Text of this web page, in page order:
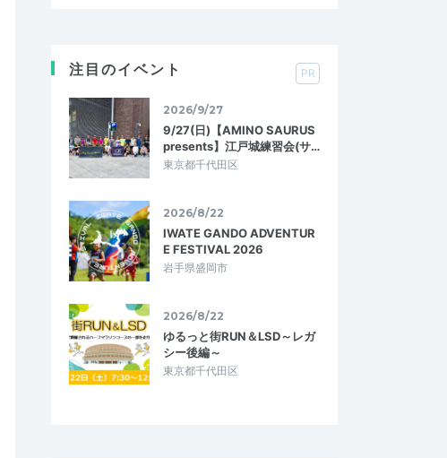
注目のイベント PR
2026/9/27
9/27(日)【AMINO SAURUS
presents】江戸城練習会(サ…
東京都千代田区
2026/8/22
IWATE GANDO ADVENTUR
E FESTIVAL 2026
岩手県盛岡市
2026/8/22
ゆるっと街RUN＆LSD～レガ
シー後編～
東京都千代田区